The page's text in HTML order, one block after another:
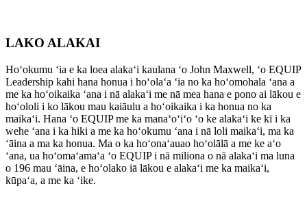
LAKO ALAKAI
Hoʻokumu ʻia e ka loea alakaʻi kaulana ʻo John Maxwell, ʻo EQUIP
Leadership kahi hana honua i hoʻolaʻa ʻia no ka hoʻomohala ʻana a
me ka hoʻoikaika ʻana i nā alakaʻi me nā mea hana e pono ai lākou e
hoʻololi i ko lākou mau kaiāulu a hoʻoikaika i ka honua no ka
maikaʻi. Hana ʻo EQUIP me ka manaʻoʻiʻo ʻo ke alakaʻi ke kī i ka
wehe ʻana i ka hiki a me ka hoʻokumu ʻana i nā loli maikaʻi, ma ka
ʻāina a ma ka honua. Ma o ka hoʻonaʻauao hoʻolālā a me ke aʻo
ʻana, ua hoʻomaʻamaʻa ʻo EQUIP i nā miliona o nā alakaʻi ma luna
o 196 mau ʻāina, e hoʻolako iā lākou e alakaʻi me ka maikaʻi,
kūpaʻa, a me ka ʻike.